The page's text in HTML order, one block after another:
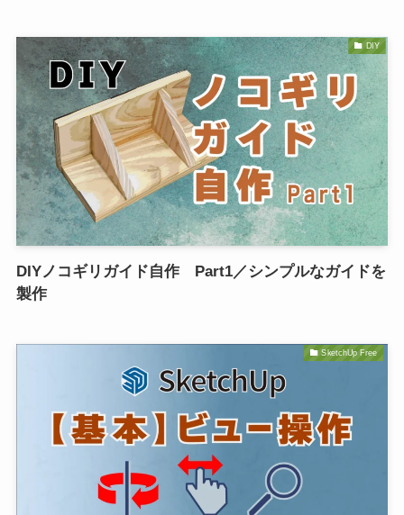
DIY
DIYノコギリガイド自作 Part1／シンプルなガイドを
製作
SketchUp Free